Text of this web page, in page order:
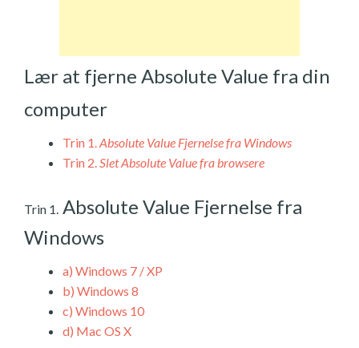
Lær at fjerne Absolute Value fra din
computer
Trin 1.Absolute Value Fjernelse fra Windows
Trin 2.Slet Absolute Value fra browsere
Trin 1. Absolute Value Fjernelse fra
Windows
a) Windows 7 / XP
b) Windows 8
c) Windows 10
d) Mac OS X